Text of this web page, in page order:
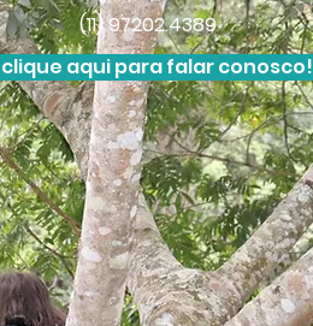
(11) 97202.4389
clique aqui para falar conosco!